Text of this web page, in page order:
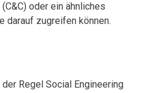
oder ein ähnliches
darauf zugreifen können.
Regel Social Engineering